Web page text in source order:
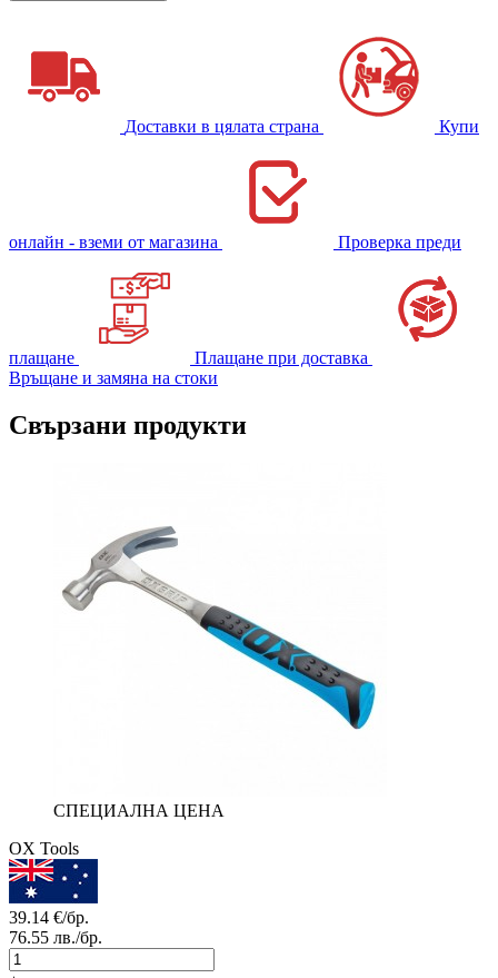
Доставки в цялата страна Купи
онлайн - вземи от магазина Проверка преди
плащане
Плащане при доставка
Връщане и замяна на стоки
Свързани продукти
СПЕЦИАЛНА ЦЕНА
OX Tools
39.14 €/бр.
76.55 лв./бр.